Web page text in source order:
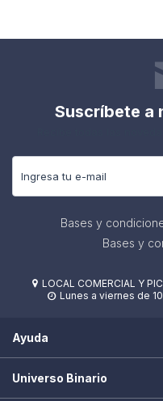
Suscríbete a
Bases y
Bases y
 LOCAL COMERCIAL Y
 Lunes a viernes de
Ayuda
Universo Binario